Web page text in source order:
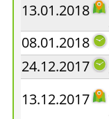
13.01.2018
08.01.2018
24.12.2017
13.12.2017